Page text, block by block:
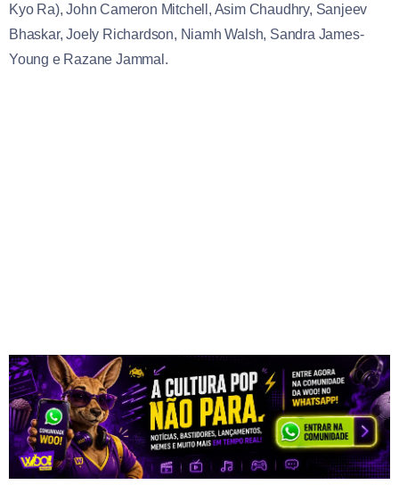
Kyo Ra), John Cameron Mitchell, Asim Chaudhry, Sanjeev
Bhaskar, Joely Richardson, Niamh Walsh, Sandra James-
Young e Razane Jammal.